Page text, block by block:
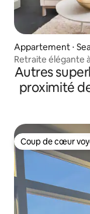
Appartement ⋅
Retraite élégante
Autres
proximité
Coup de cœur
Coup de cœur